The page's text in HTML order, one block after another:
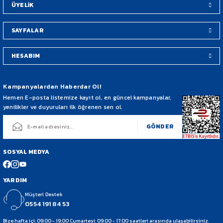
ÜYELİK
SAYFALAR
HESABIM
Kampanyalardan Haberdar Ol!
Hemen E-posta listemize kayıt ol, en güncel kampanyalar,
yenilikler ve duyuruları ilk öğrenen sen ol.
GÖNDER
SOSYAL MEDYA
YARDIM
Müşteri Destek
0554 191 84 53
Bize hafta içi: 09:00 - 19:00 Cumartesi: 09:00 - 17:00 saatleri arasında ulaşabilirsiniz.